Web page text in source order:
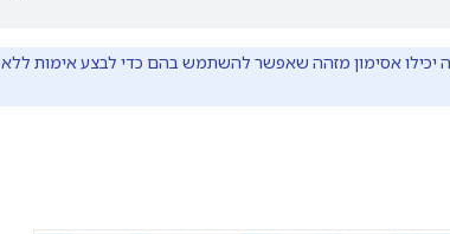
אסימון מזהה שאפשר להשתמש בהם כדי לבצע אימות ללא